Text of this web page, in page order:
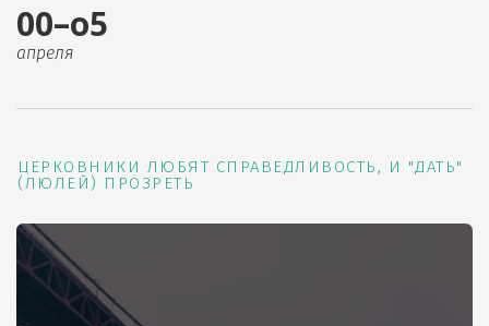
00–о5
апреля
ЦЕРКОВНИКИ ЛЮБЯТ СПРАВЕДЛИВОСТЬ, И "ДАТЬ"
(ЛЮЛЕЙ) ПРОЗРЕТЬ